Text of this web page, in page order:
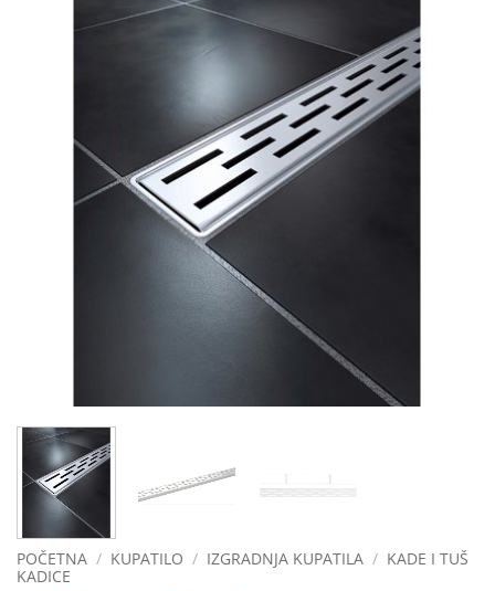
POČETNA / KUPATILO / IZGRADNJA KUPATILA / KADE I TUŠ
KADICE